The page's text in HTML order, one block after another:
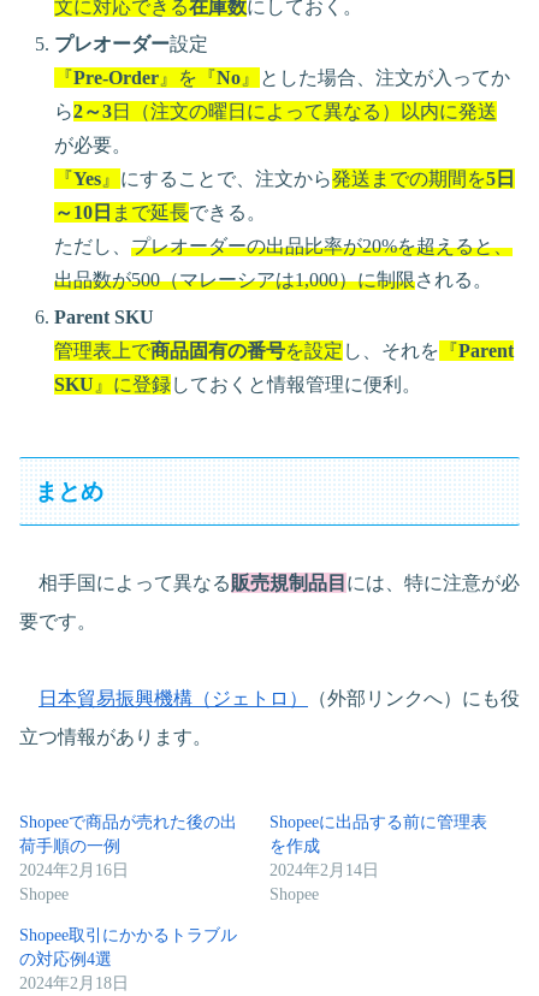
文に対応できる在庫数にしておく。
プレオーダー設定
『Pre-Order 』を『No 』
とした場合、注文が入ってか
ら2～3日（注文の曜日によって異なる）以内に発送
が必要。
『Yes 』 にすることで、注文から発送までの期間を5日
～10日 まで延長できる。
ただし、プレオーダーの出品比率が20%を超えると、
出品数が500（マレーシアは1,000）に制限される。
Parent SKU
管理表上で商品固有の番号を設定 し、それを 『Parent
SKU 』に登録しておくと情報管理に便利。
まとめ
相手国によって異なる販売規制品目 には、特に注意が必
要です。
日本貿易振興機構（ジェトロ）
（外部リンクへ）にも役
立つ情報があります。
Shopeeで商品が売れた後の出
荷手順の一例
2024年2月16日
Shopee
Shopeeに出品する前に管理表
を作成
2024年2月14日
Shopee
Shopee取引にかかるトラブル
の対応例4選
2024年2月18日